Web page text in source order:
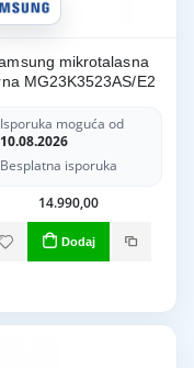
mikrotalasna
MG23K3523AS/E2
Isporuka moguća od
10.08.2026
Besplatna isporuka
14.990,00
Dodaj